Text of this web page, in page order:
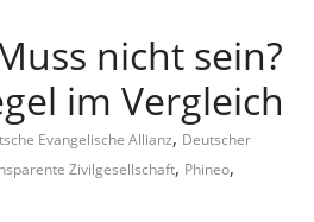
nicht sein?
im Vergleich
Evangelische Allianz, Deutscher
Zivilgesellschaft, Phineo,